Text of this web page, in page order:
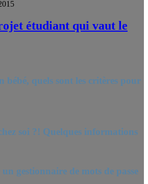
étudiant qui vaut le
bébé, quels sont les critères pour
soi ?! Quelques informations
gestionnaire de mots de passe